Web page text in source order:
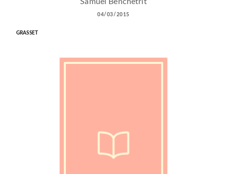
Samuel Benchetrit
04/03/2015
GRASSET